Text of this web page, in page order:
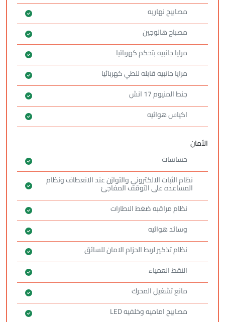
مصابيح نهاريه
مصباح هالوجين
مرايا جانبيه بتحكم كهربائيا
مرايا جانبيه قابله للطي كهربائيا
جنط المنيوم 17 انش
اكياس هوائيه
الأمان
حساسات
نظام الثبات الالكتروني والتوازن عند الانعطاف ونظام
المساعده على التوقف المفاجئ
نظام مراقبه ضغط الاطارات
وسائد هوائيه
نظام تذكير لربط الحزام الامان للسائق
النقط العمياء
مانع تشغيل المحرك
مصابيح اماميه وخلفيه LED